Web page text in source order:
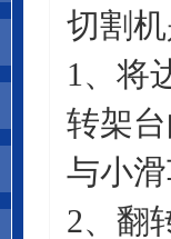
切割
1、将
转架
与小
2、翻